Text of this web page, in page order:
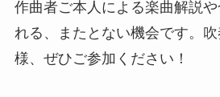
作曲者ご本人による楽曲解説
れる、またとない機会です。
様、ぜひご参加ください！